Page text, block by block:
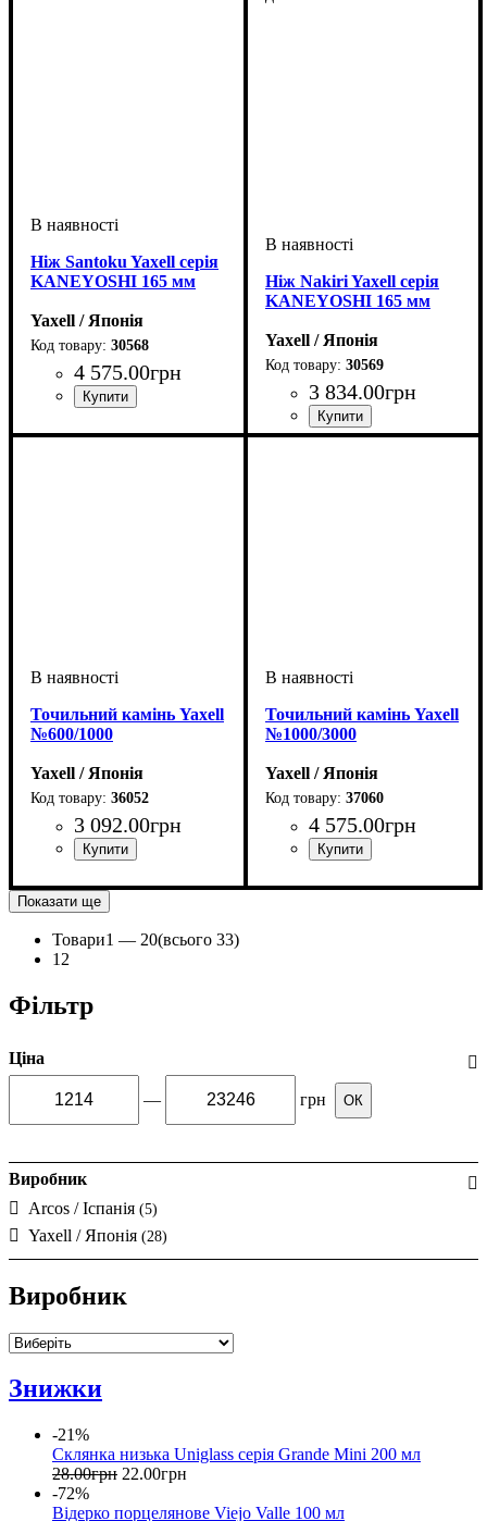
Ніж Santoku Yaxell серія
KANEYOSHI 165 мм
Yaxell / Японія
30568
4 575.00грн
Ніж Nakiri Yaxell серія
KANEYOSHI 165 мм
Yaxell / Японія
30569
3 834.00грн
Точильний камінь Yaxell
№600/1000
Yaxell / Японія
36052
3 092.00грн
Точильний камінь Yaxell
№1000/3000
Yaxell / Японія
37060
4 575.00грн
Показати ще
Товари1 — 20(всього 33)
1 2
Фільтр
Ціна
— грн ОК
Виробник
Arcos / Іспанія (5)
Yaxell / Японія (28)
Виробник
Знижки
-21%
Склянка низька Uniglass серія Grande Mini 200 мл
28.00грн 22.00грн
-72%
Відерко порцелянове Viejo Valle 100 мл